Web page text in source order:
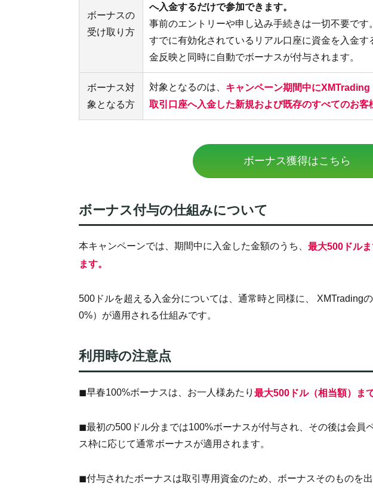
ボーナスの
受け取り方
へ入金するだけで参加できます。
事前のエントリーや申し込み手続きは一切不要です。
すでに有効化されているリアル口座に資金を入金す
金反映と同時に自動でボーナスが付与されます。
ボーナス対
象となる方
対象となるのは、 キャンペーン期間中に
取引口座へ入金した新規および既存のすべてのお客
ボーナス獲得はこちら
ボーナス付与の仕組みについて
本キャンペーンでは、期間中に入金した金額のうち、 最大500ドル
ます。
500ドルを超える入金分については、通常時と同様に、 XMTrading
0%）が適用される仕組みです。
利用時の注意点
◼︎早春100%ボーナスは、お一人様あたり 最大500ドル（相当額）ま
◼︎最初の500ドル分までは100%ボーナスが付与され、その後は会員
ス枠に応じて通常ボーナスが適用されます。
◼︎付与されたボーナスは取引専用資金のため、ボーナスそのものを